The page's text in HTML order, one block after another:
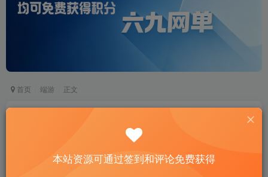
首页 端游 正文
六九网单天龙八部单机版黑纸精修第二版天龙八部
一键稀有完整端GM网单
六九网单
2个月前更新
关注
本站资源可通过签到和评论免费获得